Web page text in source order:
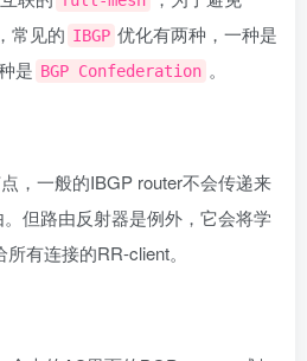
常见的 IBGP 优化有两种，一种是
是 BGP Confederation 。
，一般的IBGP router不会传递来
但路由反射器是例外，它会将学
有连接的RR-client。